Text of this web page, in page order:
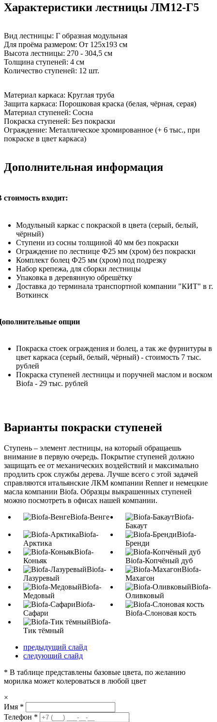
Характеристики лестницы ЛМ12-Г5
Вид лестницы: Г образная модульная
Для проёма размером: От 125х193 см
Высота лестницы: 270 - 304,5 см
Толщина ступеней: 4 см
Количество ступеней: 12 шт.
Материал каркаса: Круглая труба
Защита каркаса: Порошковая краска (белая, чёрная, серая)
Материал ступеней: Сосна
Покраска ступеней: Без покраски
Ограждение: Металлическое хромированное (+ 6 тыс., при
покраске в цвет каркаса)
Дополнительная информация
стоимость входит:
Модульный каркас с покраской в цвета (серый, белый,
чёрный)
Ступени из сосны толщиной 40 мм без покраски
Ограждение по лестнице Ф25 мм (хром) без покраски
Комплект болец Ф25 мм (хром) под подрезку
Набор крепежа, для сборки лестницы
Упаковка в деревянную обрешётку
Доставка до терминала транспортной компании "КИТ" в г.
Воткинск
опции
Покраска стоек ограждения и болец, а так же фурнитуры в
цвет каркаса (серый, белый, чёрный) - стоимость 7 тыс.
рублей
Покраска ступеней лестницы и поручней маслом и воском
Biofa - 29 тыс. рублей
Варианты покраски ступеней
Ступень – элемент лестницы, на который обращаешь
внимание в первую очередь. Покрытие ступеней должно
защищать ее от механических воздействий и максимально
продлить срок службы дерева. Лучше всего с этой задачей
справляются итальянские ЛКМ компании Renner и немецкие
масла компании Biofa. Образцы выкрашенных ступеней
можно посмотреть в офисах нашей компании.
Biofa-Венге
Biofa-
Бакаут
Biofa-
Арктика
Biofa-
Бренди
Biofa-
Коньяк
Biofa-Копчёный дуб
Biofa-
Лазуревый
Biofa-
Махагон
Biofa-
Медовый
Biofa-
Оливковый
Biofa-
Сафари
Biofa-Слоновая кость
Biofa-
Тик тёмный
предыдущий слайд
следующий слайд
* В таблице представлены базовые цвета, по желанию
морилка может колероваться в любой цвет
×
Имя *
Телефон *